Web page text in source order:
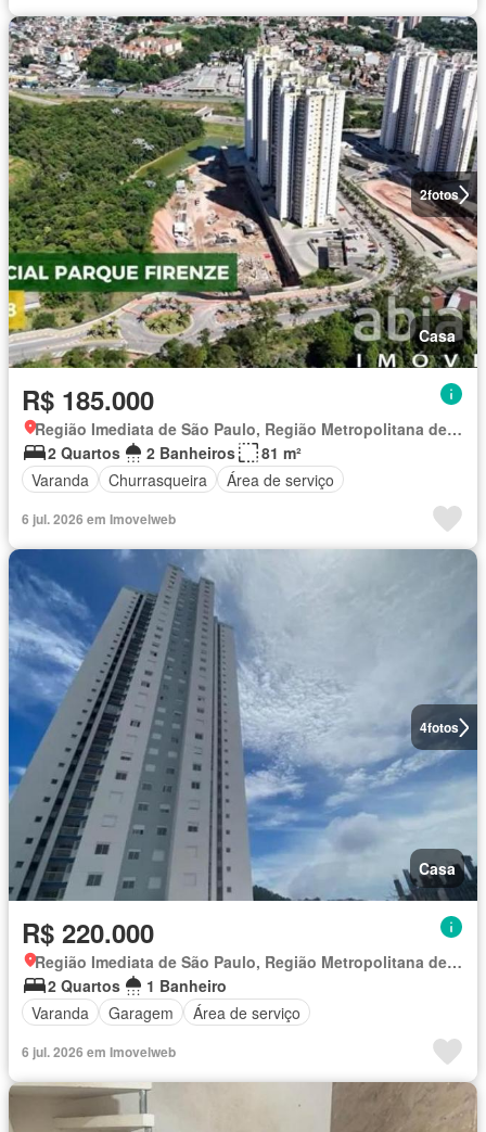
2fotos
Casa
R$ 185.000
Região Imediata de São Paulo, Região Metropolitana de São Paulo
2 Quartos
2 Banheiros
81 m²
Varanda
Churrasqueira Área de serviço
6 jul. 2026 em Imovelweb
4fotos
Casa
R$ 220.000
Região Imediata de São Paulo, Região Metropolitana de São Paulo
2 Quartos
1 Banheiro
Varanda
Garagem Área de serviço
6 jul. 2026 em Imovelweb